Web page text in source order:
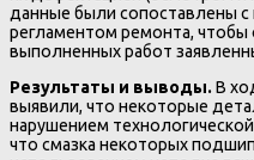
данные были сопоставлены с
регламентом ремонта,
выполненных работ
Результаты и выводы.В
выявили, что некоторые
нарушением
что смазка некоторых